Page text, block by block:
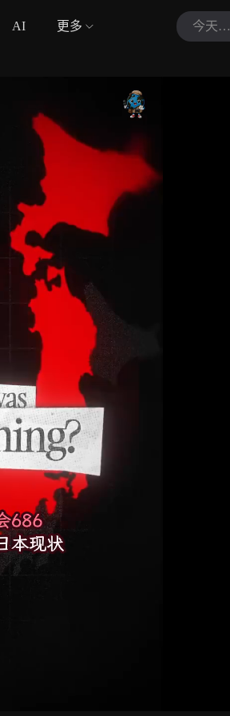
AI 更多 今天世界也很怪